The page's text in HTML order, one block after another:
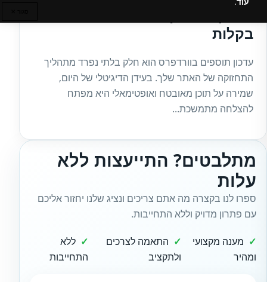
בקלות
עדכון תוספים בוורדפרס הוא חלק בלתי נפרד מתהליך
התחזוקה של האתר שלך. בעידן הדיגיטלי של היום,
שמירה על תוכן מאובטח ואופטימאלי היא מפתח
להצלחה מתמשכת...
מתלבטים? התייעצות ללא
עלות
ספרו לנו בקצרה מה אתם צריכים ונציג שלנו יחזור אליכם
עם פתרון מדויק וללא התחייבות.
מענה מקצועי
ומהיר
התאמה לצרכים
ולתקציב
ללא
התחייבות